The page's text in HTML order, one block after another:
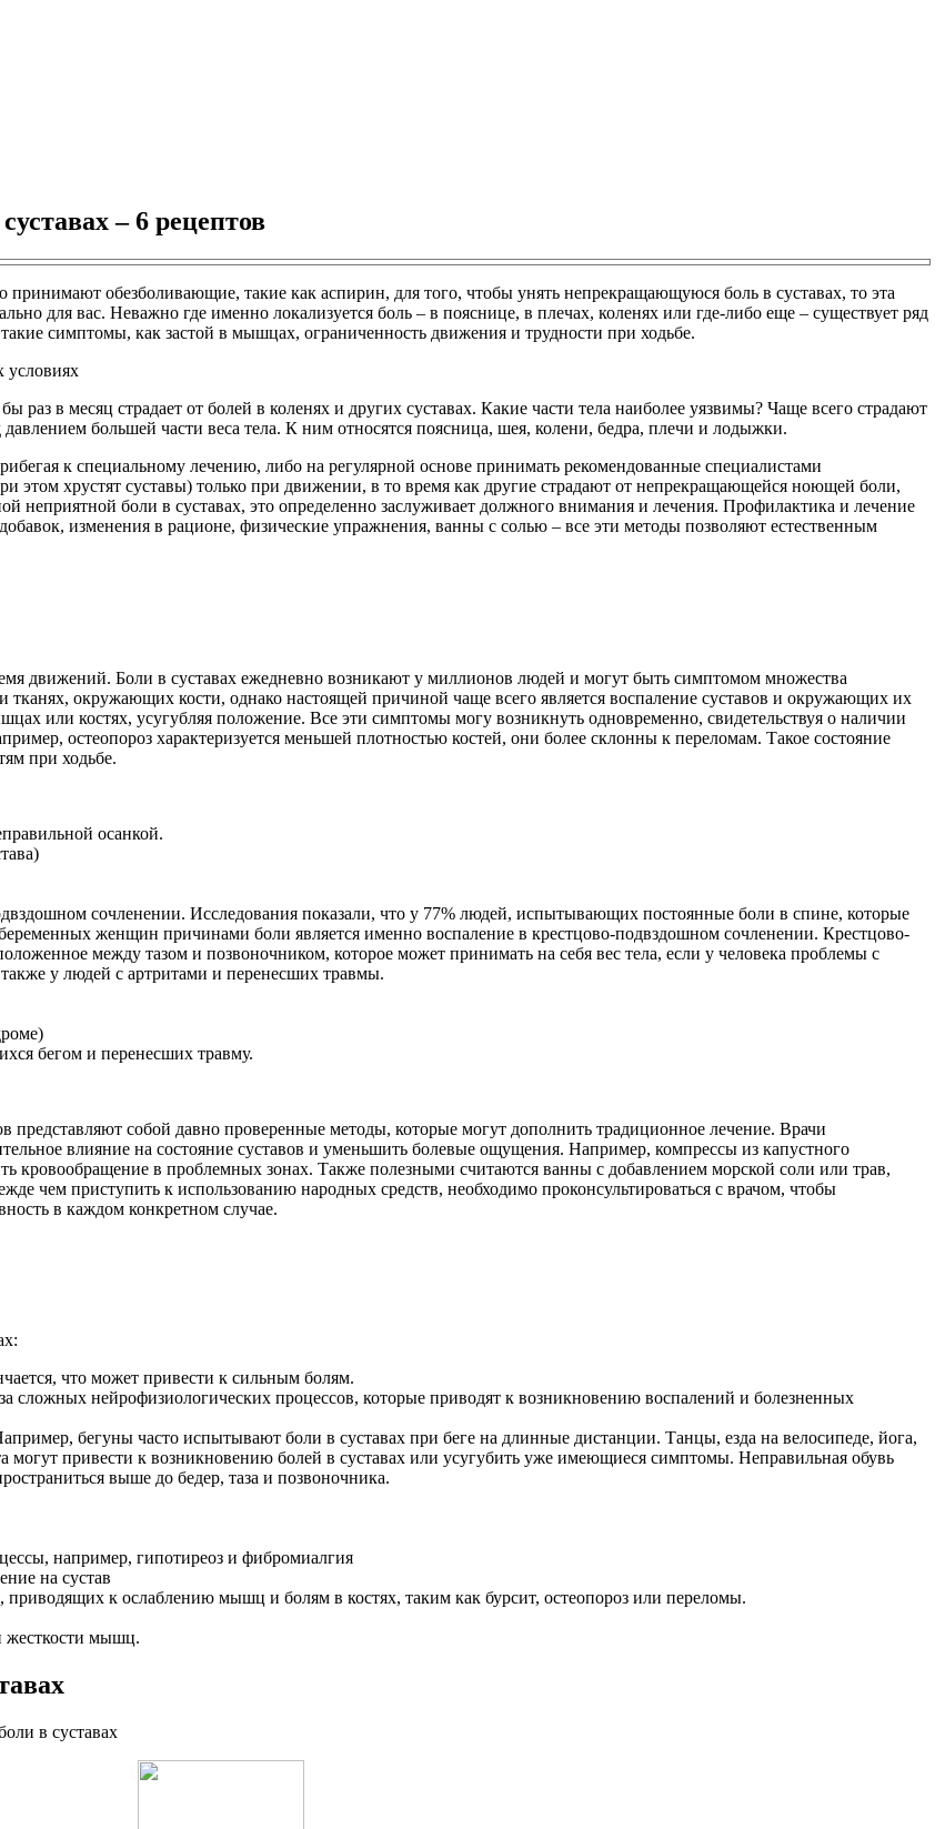
– 6 рецептов
обезболивающие, такие как аспирин, для того, чтобы унять непрекращающуюся боль в суставах, то эта
для вас. Неважно где именно локализуется боль – в пояснице, в плечах, коленях или где-либо еще – существует ряд
симптомы, как застой в мышцах, ограниченность движения и трудности при ходьбе.
раз в месяц страдает от болей в коленях и других суставах. Какие части тела наиболее уязвимы? Чаще всего страдают
большей части веса тела. К ним относятся поясница, шея, колени, бедра, плечи и лодыжки.
к специальному лечению, либо на регулярной основе принимать рекомендованные специалистами
этом хрустят суставы) только при движении, в то время как другие страдают от непрекращающейся ноющей боли,
неприятной боли в суставах, это определенно заслуживает должного внимания и лечения. Профилактика и лечение
изменения в рационе, физические упражнения, ванны с солью – все эти методы позволяют естественным
движений. Боли в суставах ежедневно возникают у миллионов людей и могут быть симптомом множества
тканях, окружающих кости, однако настоящей причиной чаще всего является воспаление суставов и окружающих их
или костях, усугубляя положение. Все эти симптомы могу возникнуть одновременно, свидетельствуя о наличии
остеопороз характеризуется меньшей плотностью костей, они более склонны к переломам. Такое состояние
при ходьбе.
осанкой.
сочленении. Исследования показали, что у 77% людей, испытывающих постоянные боли в спине, которые
женщин причинами боли является именно воспаление в крестцово-подвздошном сочленении. Крестцово-
между тазом и позвоночником, которое может принимать на себя вес тела, если у человека проблемы с
у людей с артритами и перенесших травмы.
бегом и перенесших травму.
представляют собой давно проверенные методы, которые могут дополнить традиционное лечение. Врачи
влияние на состояние суставов и уменьшить болевые ощущения. Например, компрессы из капустного
кровообращение в проблемных зонах. Также полезными считаются ванны с добавлением морской соли или трав,
чем приступить к использованию народных средств, необходимо проконсультироваться с врачом, чтобы
в каждом конкретном случае.
что может привести к сильным болям.
сложных нейрофизиологических процессов, которые приводят к возникновению воспалений и болезненных
бегуны часто испытывают боли в суставах при беге на длинные дистанции. Танцы, езда на велосипеде, йога,
могут привести к возникновению болей в суставах или усугубить уже имеющиеся симптомы. Неправильная обувь
выше до бедер, таза и позвоночника.
например, гипотиреоз и фибромиалгия
на сустав
приводящих к ослаблению мышц и болям в костях, таким как бурсит, остеопороз или переломы.
жесткости мышц.